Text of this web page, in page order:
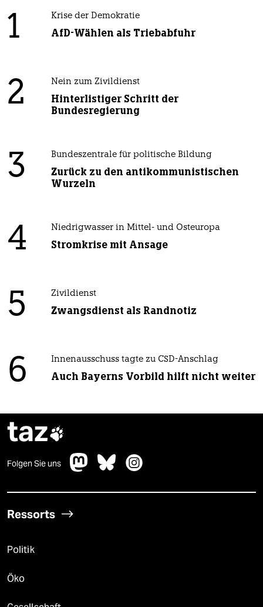
1 Krise der Demokratie
AfD-Wählen als Triebabfuhr
2 Nein zum Zivildienst
Hinterlistiger Schritt der
Bundesregierung
3 Bundeszentrale für politische Bildung
Zurück zu den antikommunistischen
Wurzeln
4 Niedrigwasser in Mittel- und Osteuropa
Stromkrise mit Ansage
5 Zivildienst
Zwangsdienst als Randnotiz
6 Innenausschuss tagte zu CSD-Anschlag
Auch Bayerns Vorbild hilft nicht weiter
taz
Folgen Sie uns
Ressorts
Politik
Öko